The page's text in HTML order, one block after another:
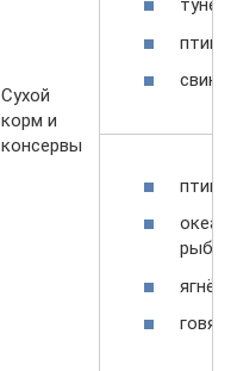
Сухой
корм и
консервы
тунец;
птица;
птица;
рыба;